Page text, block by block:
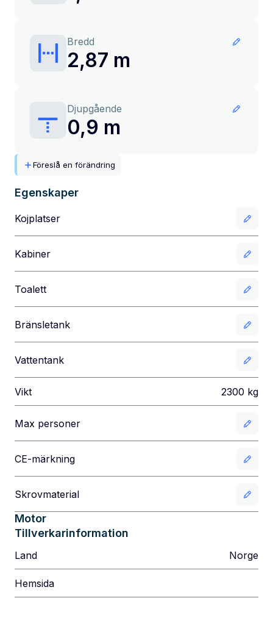
Bredd
2,87 m
Djupgående
0,9 m
Föreslå en förändring
Egenskaper
Kojplatser
Kabiner
Toalett
Bränsletank
Vattentank
Vikt 2300 kg
Max personer
CE-märkning
Skrovmaterial
Motor
Tillverkarinformation
Land Norge
Hemsida